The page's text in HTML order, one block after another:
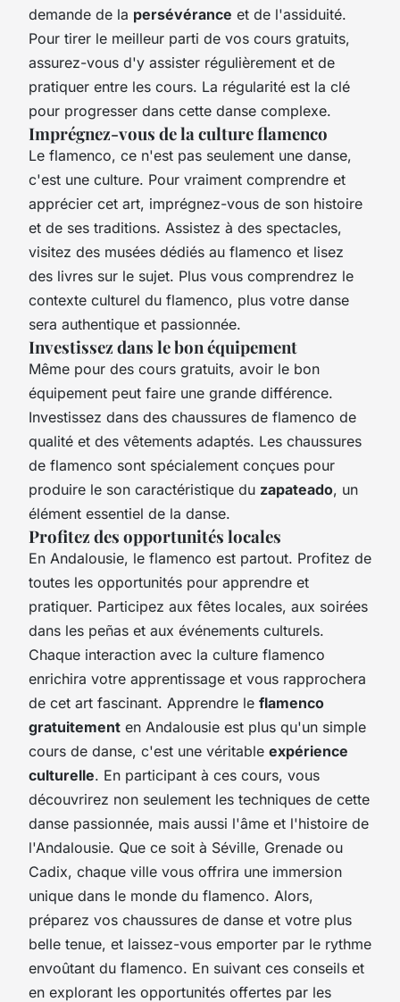
demande de la persévérance et de l'assiduité.
Pour tirer le meilleur parti de vos cours gratuits,
assurez-vous d'y assister régulièrement et de
pratiquer entre les cours. La régularité est la clé
pour progresser dans cette danse complexe.
Imprégnez-vous de la culture flamenco
Le flamenco, ce n'est pas seulement une danse,
c'est une culture. Pour vraiment comprendre et
apprécier cet art, imprégnez-vous de son histoire
et de ses traditions. Assistez à des spectacles,
visitez des musées dédiés au flamenco et lisez
des livres sur le sujet. Plus vous comprendrez le
contexte culturel du flamenco, plus votre danse
sera authentique et passionnée.
Investissez dans le bon équipement
Même pour des cours gratuits, avoir le bon
équipement peut faire une grande différence.
Investissez dans des chaussures de flamenco de
qualité et des vêtements adaptés. Les chaussures
de flamenco sont spécialement conçues pour
produire le son caractéristique du zapateado, un
élément essentiel de la danse.
Profitez des opportunités locales
En Andalousie, le flamenco est partout. Profitez de
toutes les opportunités pour apprendre et
pratiquer. Participez aux fêtes locales, aux soirées
dans les peñas et aux événements culturels.
Chaque interaction avec la culture flamenco
enrichira votre apprentissage et vous rapprochera
de cet art fascinant. Apprendre le flamenco
gratuitement en Andalousie est plus qu'un simple
cours de danse, c'est une véritable expérience
culturelle. En participant à ces cours, vous
découvrirez non seulement les techniques de cette
danse passionnée, mais aussi l'âme et l'histoire de
l'Andalousie. Que ce soit à Séville, Grenade ou
Cadix, chaque ville vous offrira une immersion
unique dans le monde du flamenco. Alors,
préparez vos chaussures de danse et votre plus
belle tenue, et laissez-vous emporter par le rythme
envoûtant du flamenco. En suivant ces conseils et
en explorant les opportunités offertes par les